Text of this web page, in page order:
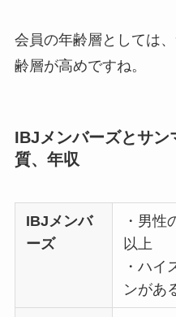
会員の年齢層としては
齢層が高めですね。
IBJメンバーズとサ
質、年収
IBJメンバ
ーズ
・男性
以上
・ハイ
ンがあ